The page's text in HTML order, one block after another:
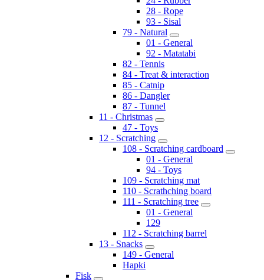
28 - Rope
93 - Sisal
79 - Natural
01 - General
92 - Matatabi
82 - Tennis
84 - Treat & interaction
85 - Catnip
86 - Dangler
87 - Tunnel
11 - Christmas
47 - Toys
12 - Scratching
108 - Scratching cardboard
01 - General
94 - Toys
109 - Scratching mat
110 - Scrathching board
111 - Scratching tree
01 - General
129
112 - Scratching barrel
13 - Snacks
149 - General
Hapki
Fisk